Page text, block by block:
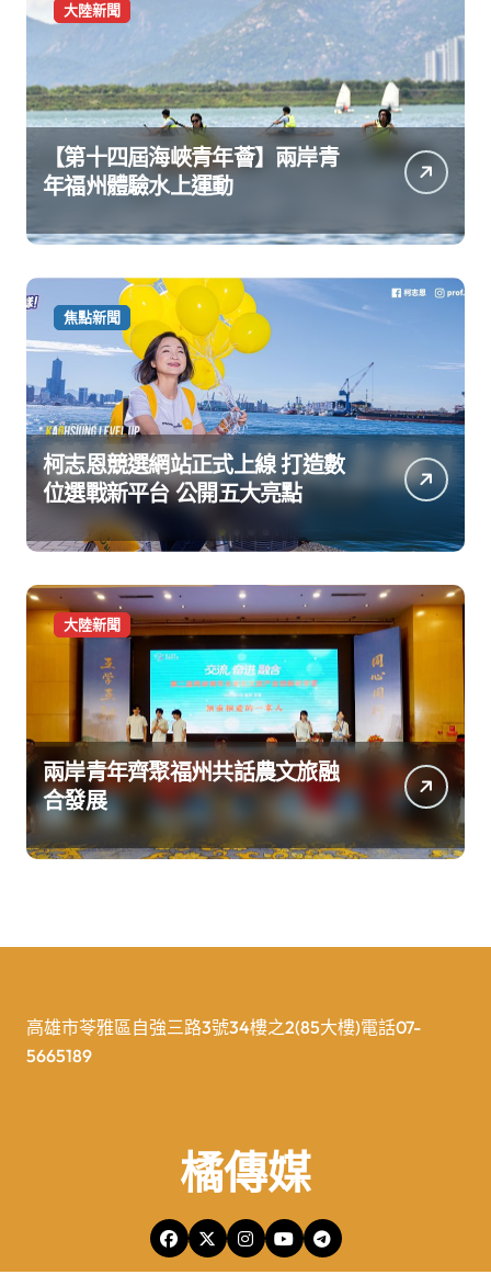
大陸新聞
【第十四屆海峽青年薈】兩岸青
年福州體驗水上運動
焦點新聞
柯志恩競選網站正式上線 打造數
位選戰新平台 公開五大亮點
大陸新聞
兩岸青年齊聚福州共話農文旅融
合發展
高雄市苓雅區自強三路3號34樓之2(85大樓)電話07-
5665189
橘傳媒